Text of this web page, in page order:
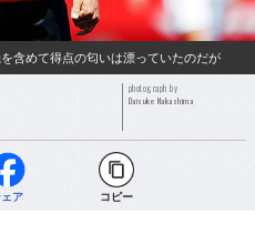
含めて得点の匂いは漂っていたのだが
photograph by
Daisuke Nakashima
ェア コピー